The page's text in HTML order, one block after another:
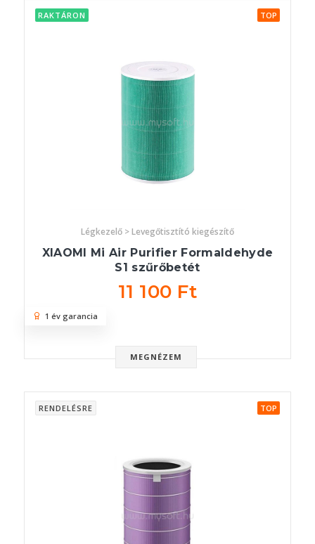
RAKTÁRON TOP
Légkezelő > Levegőtisztító kiegészítő
XIAOMI Mi Air Purifier Formaldehyde
S1 szűrőbetét
11 100 Ft
MEGNÉZEM
1 év garancia
RENDELÉSRE TOP